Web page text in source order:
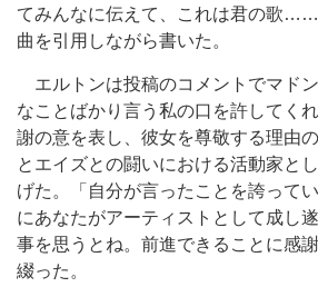
てみんなに伝えて、これは君の歌
曲を引用しながら書いた。
エルトンは投稿のコメントでマド
なことばかり言う私の口を許してく
謝の意を表し、彼女を尊敬する理由
とエイズとの闘いにおける活動家と
げた。「自分が言ったことを誇って
にあなたがアーティストとして成し
事を思うとね。前進できることに感
綴った。